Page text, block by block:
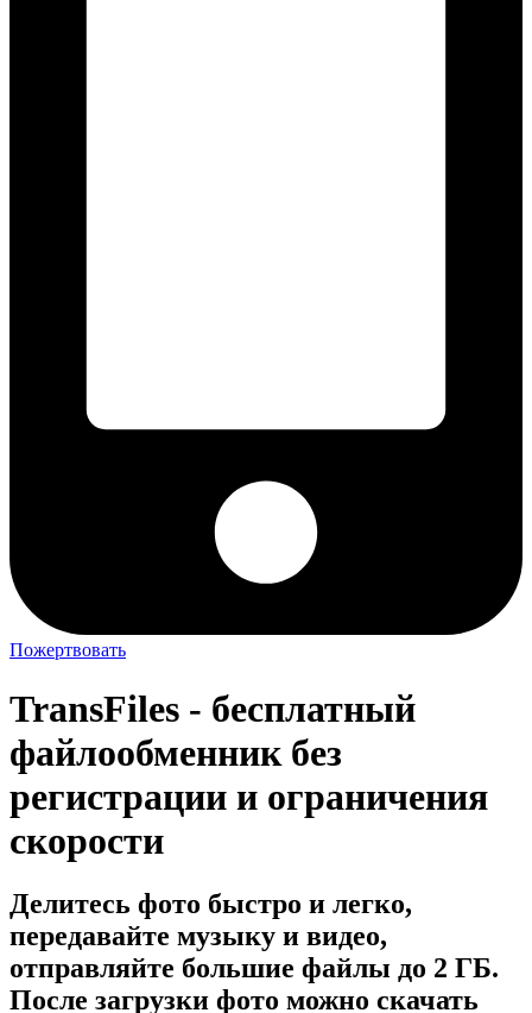
Пожертвовать
TransFiles - бесплатный
файлообменник без
регистрации и ограничения
скорости
Делитесь фото быстро и легко,
передавайте музыку и видео,
отправляйте большие файлы до 2 ГБ.
После загрузки фото можно скачать